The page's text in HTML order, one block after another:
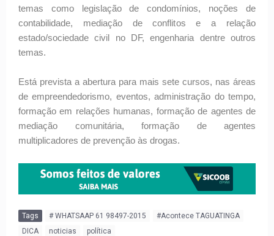
temas como legislação de condomínios, noções de
contabilidade, mediação de conflitos e a relação
estado/sociedade civil no DF, engenharia dentre outros
temas.
Está prevista a abertura para mais sete cursos, nas áreas
de empreendedorismo, eventos, administração do tempo,
formação em relações humanas, formação de agentes de
mediação comunitária, formação de agentes
multiplicadores de prevenção às drogas.
Tags # WHATSAAP 61 98497-2015
#Acontece TAGUATINGA
DICA
noticias política